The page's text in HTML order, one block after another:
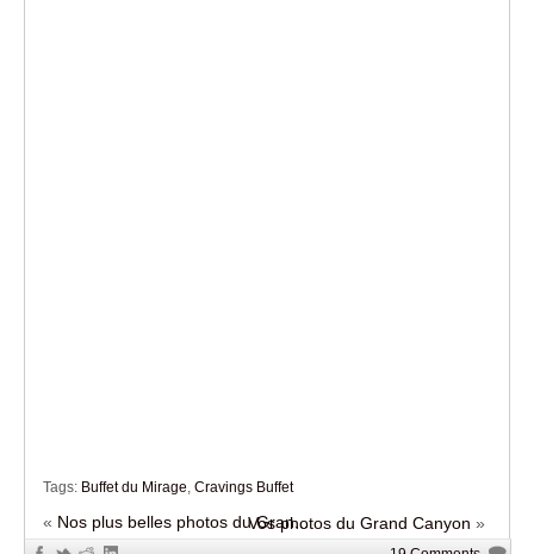
Tags: Buffet du Mirage, Cravings Buffet
« Nos plus belles photos du Gran...Vos photos du Grand Canyon »